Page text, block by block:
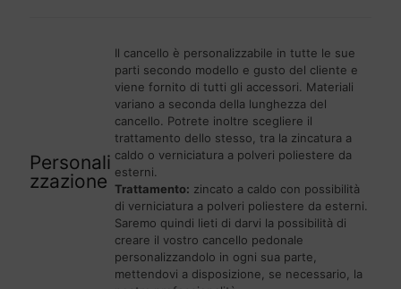
Personali
zzazione
Il cancello è personalizzabile in tutte le sue
parti secondo modello e gusto del cliente e
viene fornito di tutti gli accessori. Materiali
variano a seconda della lunghezza del
cancello. Potrete inoltre scegliere il
trattamento dello stesso, tra la zincatura a
caldo o verniciatura a polveri poliestere da
esterni.
Trattamento: zincato a caldo con possibilità
di verniciatura a polveri poliestere da esterni.
Saremo quindi lieti di darvi la possibilità di
creare il vostro cancello pedonale
personalizzandolo in ogni sua parte,
mettendovi a disposizione, se necessario, la